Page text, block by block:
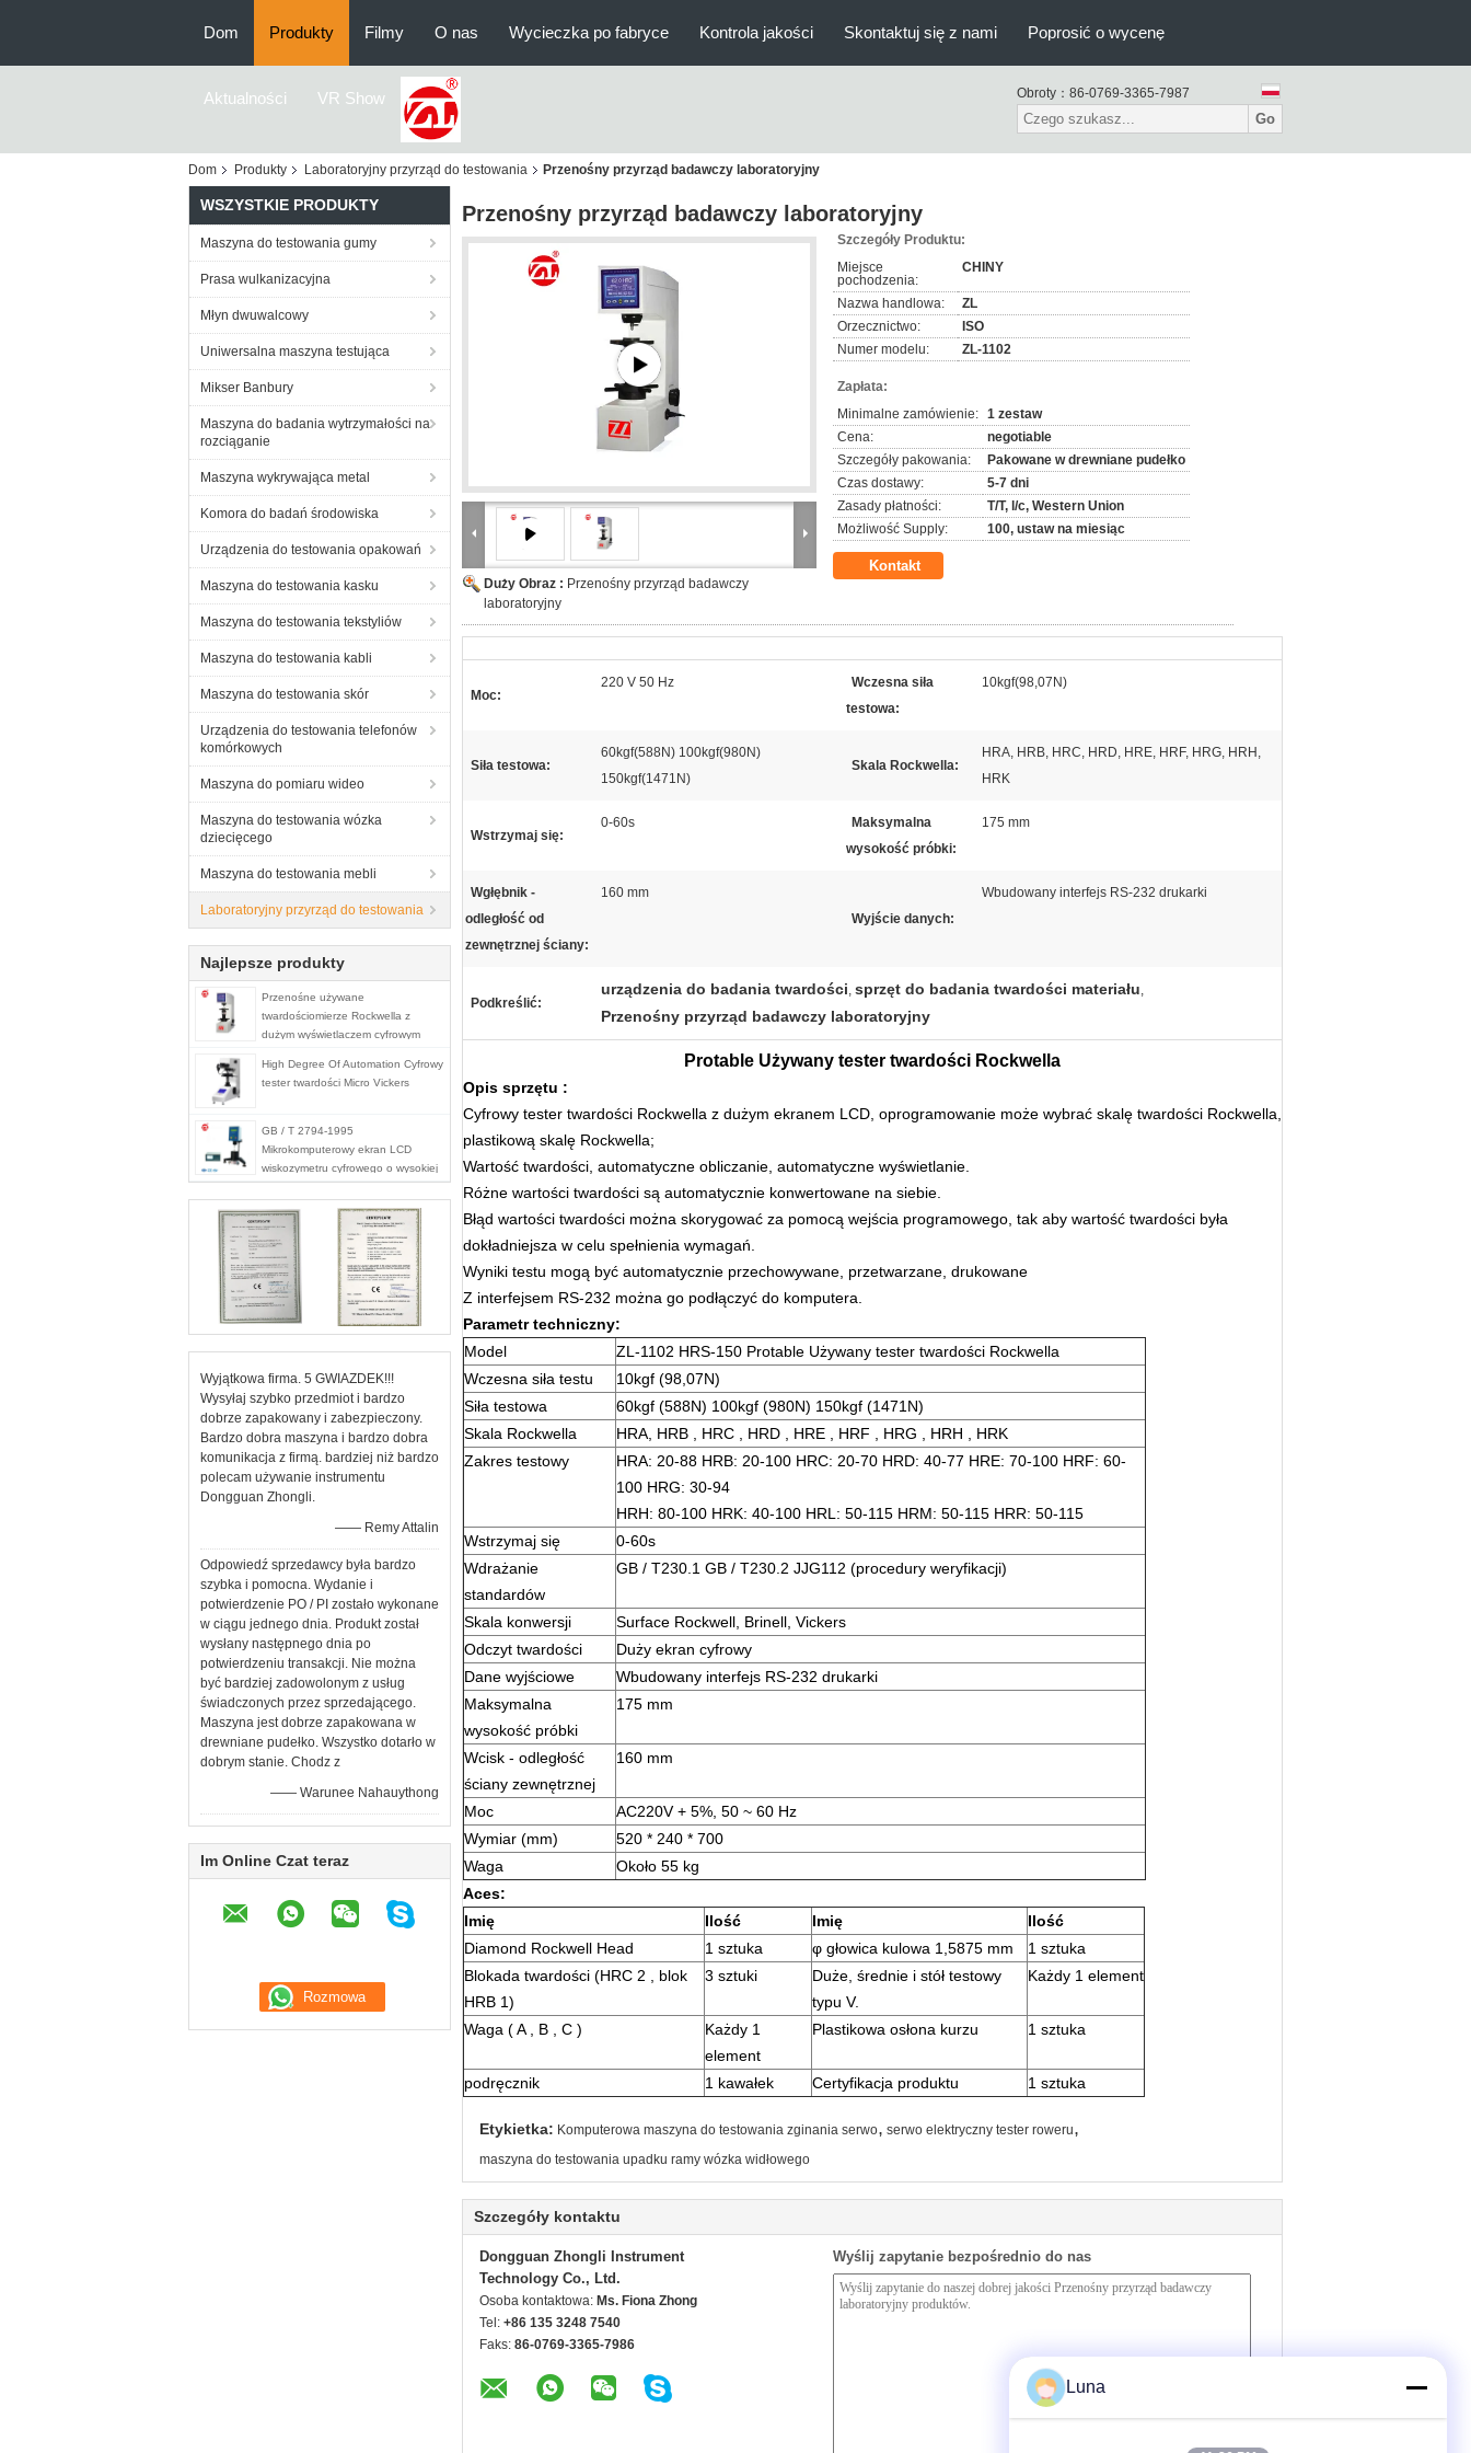
Dom Produkty Filmy O nas Wycieczka po fabryce Kontrola jakości Skontaktuj się z nami Poprosić o wycenę
Aktualności VR Show Obroty： 86-0769-3365-7987
Go
Dom Produkty Laboratoryjny przyrząd do testowania Przenośny przyrząd badawczy laboratoryjny
WSZYSTKIE PRODUKTY
Maszyna do testowania gumy
Prasa wulkanizacyjna
Młyn dwuwalcowy
Uniwersalna maszyna testująca
Mikser Banbury
Maszyna do badania wytrzymałości na
rozciąganie
Maszyna wykrywająca metal
Komora do badań środowiska
Urządzenia do testowania opakowań
Maszyna do testowania kasku
Maszyna do testowania tekstyliów
Maszyna do testowania kabli
Maszyna do testowania skór
Urządzenia do testowania telefonów
komórkowych
Maszyna do pomiaru wideo
Maszyna do testowania wózka
dziecięcego
Maszyna do testowania mebli
Laboratoryjny przyrząd do testowania
Najlepsze produkty
Przenośne używane
twardościomierze Rockwella z
dużym wyświetlaczem cyfrowym
High Degree Of Automation Cyfrowy
tester twardości Micro Vickers
GB / T 2794-1995
Mikrokomputerowy ekran LCD
wiskozymetru cyfrowego o wysokiej
temperaturze
Wyjątkowa firma. 5 GWIAZDEK!!!
Wysyłaj szybko przedmiot i bardzo
dobrze zapakowany i zabezpieczony.
Bardzo dobra maszyna i bardzo dobra
komunikacja z firmą. bardziej niż bardzo
polecam używanie instrumentu
Dongguan Zhongli.
—— Remy Attalin
Odpowiedź sprzedawcy była bardzo
szybka i pomocna. Wydanie i
potwierdzenie PO / PI zostało wykonane
w ciągu jednego dnia. Produkt został
wysłany następnego dnia po
potwierdzeniu transakcji. Nie można
być bardziej zadowolonym z usług
świadczonych przez sprzedającego.
Maszyna jest dobrze zapakowana w
drewniane pudełko. Wszystko dotarło w
dobrym stanie. Chodz z
—— Warunee Nahauythong
Im Online Czat teraz
Przenośny przyrząd badawczy laboratoryjny
Duży Obraz : Przenośny przyrząd badawczy
laboratoryjny
Szczegóły Produktu:
Miejsce
pochodzenia:
CHINY
Nazwa handlowa:
ZL
Orzecznictwo:
ISO
Numer modelu:
ZL-1102
Zapłata:
Minimalne zamówienie: 1 zestaw
Cena:
negotiable
Szczegóły pakowania:
Pakowane w drewniane pudełko
Czas dostawy:
5-7 dni
Zasady płatności:
T/T, l/c, Western Union
Możliwość Supply:
100, ustaw na miesiąc
Kontakt
Moc:
220 V 50 Hz
Wczesna siła
testowa:
10kgf(98,07N)
Siła testowa:
60kgf(588N) 100kgf(980N)
150kgf(1471N)
Skala Rockwella:
HRA, HRB, HRC, HRD, HRE, HRF, HRG, HRH,
HRK
Wstrzymaj się:
0-60s
Maksymalna
wysokość próbki:
175 mm
Wgłębnik -
odległość od
zewnętrznej ściany:
160 mm
Wyjście danych:
Wbudowany interfejs RS-232 drukarki
Podkreślić:
urządzenia do badania twardości, sprzęt do badania twardości materiału,
Przenośny przyrząd badawczy laboratoryjny
Protable Używany tester twardości Rockwella
Opis sprzętu :
Cyfrowy tester twardości Rockwella z dużym ekranem LCD, oprogramowanie może wybrać skalę twardości Rockwella,
plastikową skalę Rockwella;
Wartość twardości, automatyczne obliczanie, automatyczne wyświetlanie.
Różne wartości twardości są automatycznie konwertowane na siebie.
Błąd wartości twardości można skorygować za pomocą wejścia programowego, tak aby wartość twardości była
dokładniejsza w celu spełnienia wymagań.
Wyniki testu mogą być automatycznie przechowywane, przetwarzane, drukowane
Z interfejsem RS-232 można go podłączyć do komputera.
Parametr techniczny:
Model
ZL-1102 HRS-150 Protable Używany tester twardości Rockwella
Wczesna siła testu
10kgf (98,07N)
Siła testowa
60kgf (588N) 100kgf (980N) 150kgf (1471N)
Skala Rockwella
HRA, HRB HRC HRD HRE HRF HRG HRH
HRK
Zakres testowy
HRA: 20-88 HRB: 20-100 HRC: 20-70 HRD: 40-77 HRE: 70-100 HRF: 60-
100 HRG: 30-94
HRH: 80-100 HRK: 40-100 HRL: 50-115 HRM: 50-115 HRR: 50-115
Wstrzymaj się
0-60s
Wdrażanie
standardów
GB / T230.1 GB / T230.2 JJG112 (procedury weryfikacji)
Skala konwersji
Surface Rockwell, Brinell, Vickers
Odczyt twardości
Duży ekran cyfrowy
Dane wyjściowe
Wbudowany interfejs RS-232 drukarki
Maksymalna
wysokość próbki
175 mm
Wcisk - odległość
ściany zewnętrznej
160 mm
Moc
AC220V + 5%, 50 ~ 60 Hz
Wymiar (mm)
520 * 240 * 700
Waga
Około 55 kg
Aces:
Imię
Ilość Imię
Ilość
Diamond Rockwell Head
1 sztuka φ głowica kulowa 1,5875 mm 1 sztuka
Blokada twardości (HRC 2
blok
HRB 1)
3 sztuki Duże, średnie i stół testowy
typu V.
Każdy 1 element
Waga (A, B C )
Każdy 1
element
Plastikowa osłona kurzu 1 sztuka
podręcznik 1 kawałek Certyfikacja produktu 1 sztuka
Etykietka: Komputerowa maszyna do testowania zginania serwo, serwo elektryczny tester roweru,
maszyna do testowania upadku ramy wózka widłowego
Szczegóły kontaktu
Dongguan Zhongli Instrument
Technology Co., Ltd.
Osoba kontaktowa: Ms. Fiona Zhong
Tel: +86 135 3248 7540
Faks: 86-0769-3365-7986
Wyślij zapytanie bezpośrednio do nas
Luna